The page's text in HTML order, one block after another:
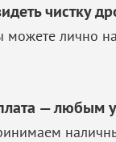
чистку
можете лично
— любым